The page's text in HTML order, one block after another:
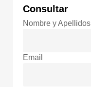
Consultar
Nombre y Apellidos
Email